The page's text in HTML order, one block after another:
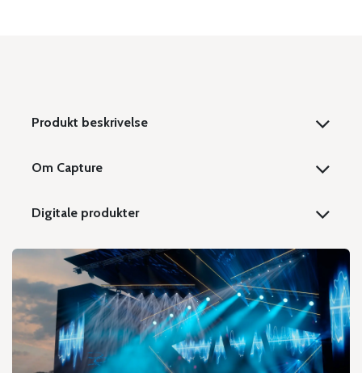
Produkt beskrivelse
Om Capture
Digitale produkter